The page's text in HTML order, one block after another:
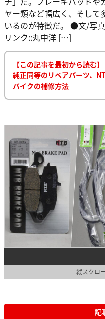
ヤー類など幅広く、そして
いるのが特徴だ。 ●文/写
リンク::丸中洋 […]
【この記事を最初から読む】
純正同等のリペアパーツ、
バイクの補修方法
縦スクロ
記